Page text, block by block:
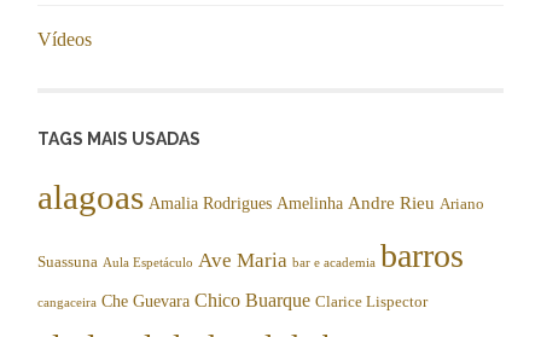
Vídeos
TAGS MAIS USADAS
alagoas Amalia Rodrigues Amelinha Andre Rieu Ariano
Suassuna Aula Espetáculo Ave Maria bar e academia barros
cangaceira Che Guevara Chico Buarque Clarice Lispector